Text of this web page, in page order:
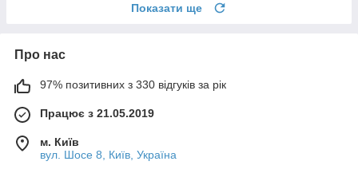
Показати ще
Про нас
97% позитивних з 330 відгуків за рік
Працює з 21.05.2019
м. Київ
вул. Шосе 8, Київ, Україна